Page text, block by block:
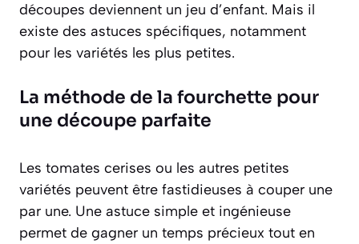
découpes deviennent un jeu d’enfant. Mais il
existe des astuces spécifiques, notamment
pour les variétés les plus petites.
La méthode de la fourchette pour
une découpe parfaite
Les tomates cerises ou les autres petites
variétés peuvent être fastidieuses à couper une
par une. Une astuce simple et ingénieuse
permet de gagner un temps précieux tout en